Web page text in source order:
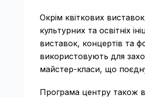
Окрім квіткових
культурних та освітніх
виставок, концертів та
використовують для
майстер-класи, що
Програма центру також